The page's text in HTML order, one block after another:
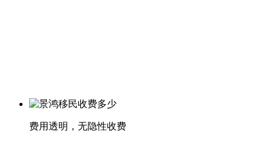
费用透明，无隐性收费